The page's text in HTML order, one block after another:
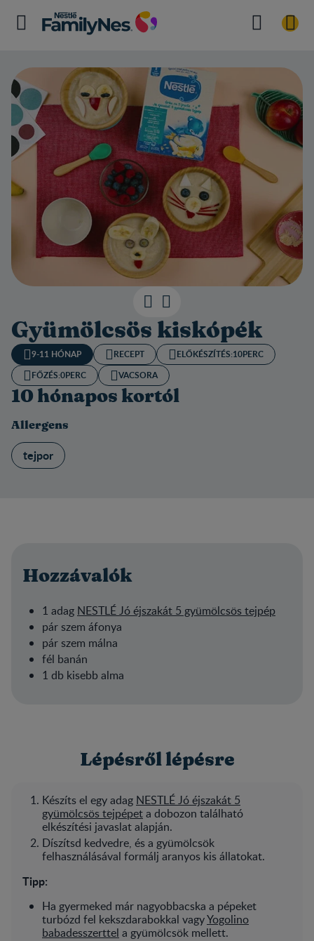
Gyümölcsös kiskópék
9-11 HÓNAP RECEPT ELŐKÉSZÍTÉS:​10PERC
FŐZÉS:0PERC VACSORA
10 hónapos kortól
Allergens
tejpor
Hozzávalók
1 adag NESTLÉ Jó éjszakát 5 gyümölcsös tejpép
pár szem áfonya
pár szem málna
fél banán
1 db kisebb alma
Lépésről lépésre
Készíts el egy adag NESTLÉ Jó éjszakát 5
gyümölcsös tejpépeta dobozon található
elkészítési javaslat alapján.
Díszítsd kedvedre, és a gyümölcsök
felhasználásával formálj aranyos kis állatokat.
Tipp:
Ha gyermeked már nagyobbacska a pépeket
turbózd fel kekszdarabokkal vagyYogolino
babadesszerttel a gyümölcsök mellett.